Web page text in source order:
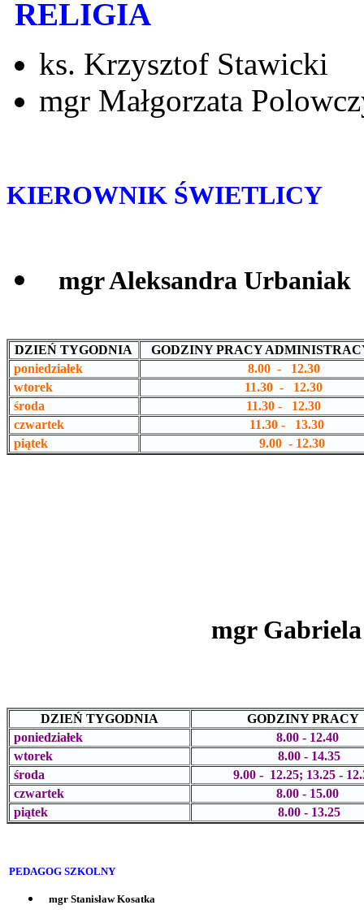
RELIGIA
ks. Krzysztof Stawicki
mgr Małgorzata
KIEROWNIK ŚWIETLICY
mgr Aleksandra Urbaniak
DZIEŃ TYGODNIA
GODZINY PRACY
poniedziałek
8.00 - 12.30
wtorek
11.30 - 12.30
środa
11.30 - 12.30
czwartek
11.30 - 13.30
piątek
9.00 - 12.30
mgr G
DZIEŃ TYGODNIA
GODZINY PRACY
poniedziałek
8.00 - 12.40
wtorek
8.00 - 14.35
środa
9.00 - 12.25; 13.25 -
czwartek
8.00 - 15.00
piątek
8.00 - 13.25
PEDAGOG SZKOLNY
mgr StanisławKosatka